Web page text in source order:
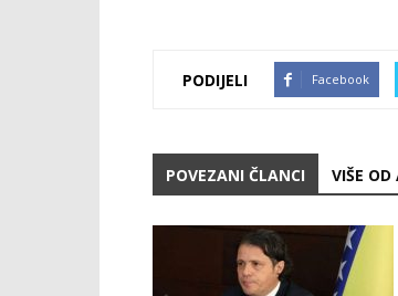
PODIJELI Facebook
POVEZANI ČLANCI VIŠE